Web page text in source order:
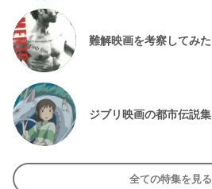
難解映画を考察してみた
ジブリ映画の都市伝説集
全ての特集を見る